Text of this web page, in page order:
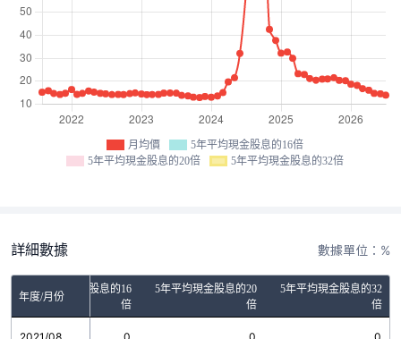
月均價
5年平均現金股息的16倍
5年平均現金股息的20倍
5年平均現金股息的32倍
詳細數據 數據單位：%
年度/月份
5年平均現金股息的16
倍
5年平均現金股息的20
倍
5年平均現金股息的32
倍